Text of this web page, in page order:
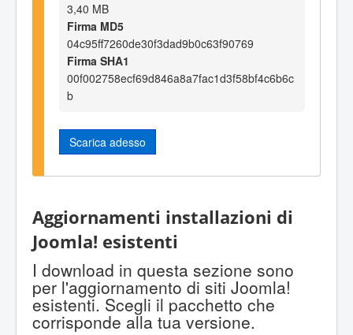
3,40 MB
Firma MD5
04c95ff7260de30f3dad9b0c63f90769
Firma SHA1
00f002758ecf69d846a8a7fac1d3f58bf4c6b6c
b
Scarica adesso
Aggiornamenti installazioni di
Joomla! esistenti
I download in questa sezione sono
per l'aggiornamento di siti Joomla!
esistenti. Scegli il pacchetto che
corrisponde alla tua versione.